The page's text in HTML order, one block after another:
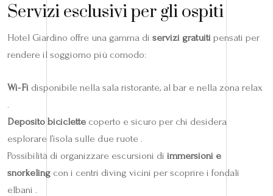
Servizi esclusivi per gli ospiti
Hotel Giardino offre una gamma di servizi gratuiti pensati per
rendere il soggiorno più comodo:
Wi‑Fi disponibile nella sala ristorante, al bar e nella zona relax
.
Deposito biciclette coperto e sicuro per chi desidera
esplorare l’isola sulle due ruote .
Possibilità di organizzare escursioni di immersioni e
snorkeling con i centri diving vicini per scoprire i fondali
elbani .